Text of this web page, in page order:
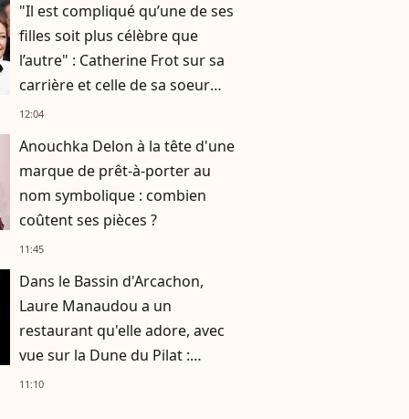
"Il est compliqué qu’une de ses
filles soit plus célèbre que
l’autre" : Catherine Frot sur sa
carrière et celle de sa soeur
Dominique avec qui elle a
12:04
Anouchka Delon à la tête d'une
marque de prêt-à-porter au
nom symbolique : combien
coûtent ses pièces ?
11:45
Dans le Bassin d'Arcachon,
Laure Manaudou a un
restaurant qu'elle adore, avec
vue sur la Dune du Pilat :
nouvelle soirée avec sa fille
11:10